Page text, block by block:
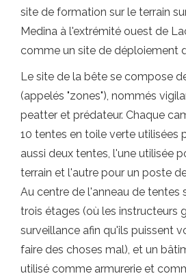
site de formation sur le terrain
Medina à l'extrémité ouest de
comme un site de déploiement
Le site de la bête se compose
(appelés "zones"), nommés
peatter et prédateur. Chaque
10 tentes en toile verte utilisées
aussi deux tentes, l'une utilisée
terrain et l'autre pour un poste
Au centre de l'anneau de tentes
trois étages (où les instructeurs
surveillance afin qu'ils puissent
faire des choses mal), et un
utilisé comme armurerie et